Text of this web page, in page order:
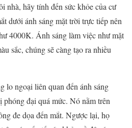
nhà, hãy tính đến sức khỏe của cư
dưới ánh sáng mặt trời trực tiếp nên
4000K. Ánh sáng làm việc như mặt
sắc, chúng sẽ càng tạo ra nhiều
lo ngoại liên quan đến ánh sáng
đại quá mức. Nó nằm trên
đe dọa đến mắt. Ngược lại, họ